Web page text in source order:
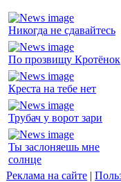
Никогда не сдавайтесь
По прозвищу Кротёнок
Креста на тебе нет
Трубач у ворот зари
Ты заслоняешь мне
солнце
Реклама на сайте |